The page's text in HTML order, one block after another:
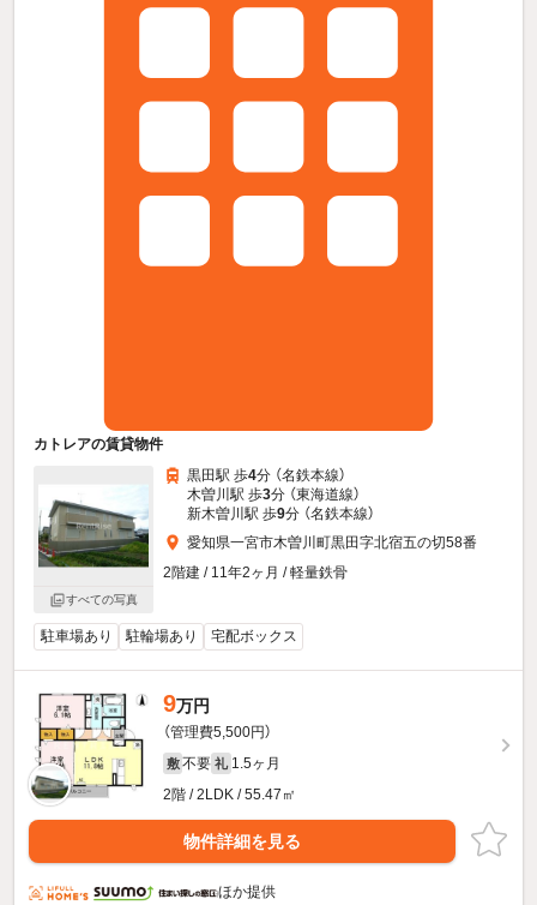
カトレアの賃貸物件
すべての写真
黒田駅 歩4分 （名鉄本線）
木曽川駅 歩3分 （東海道線）
新木曽川駅 歩9分 （名鉄本線）
愛知県一宮市木曽川町黒田字北宿五の切58番
2階建 / 11年2ヶ月 / 軽量鉄骨
駐車場あり 駐輪場あり 宅配ボックス
9万円
（管理費5,500円）
敷 不要 礼 1.5ヶ月
2階 / 2LDK / 55.47㎡
物件詳細を見る
ほか提供